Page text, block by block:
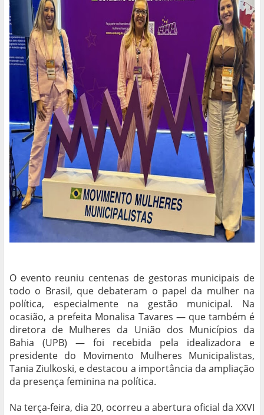
O evento reuniu centenas de gestoras municipais de
todo o Brasil, que debateram o papel da mulher na
política, especialmente na gestão municipal. Na
ocasião, a prefeita Monalisa Tavares — que também é
diretora de Mulheres da União dos Municípios da
Bahia (UPB) — foi recebida pela idealizadora e
presidente do Movimento Mulheres Municipalistas,
Tania Ziulkoski, e destacou a importância da ampliação
da presença feminina na política.
Na terça-feira, dia 20, ocorreu a abertura oficial da XXVI